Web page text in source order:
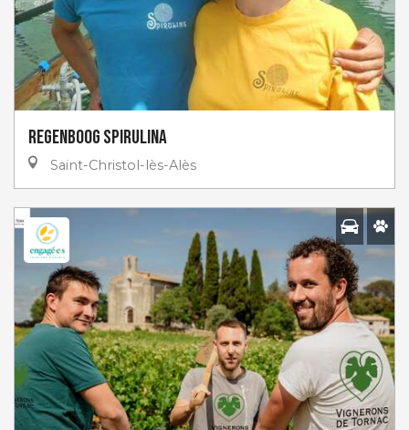
Regenboog Spirulina
Saint-Christol-lès-Alès